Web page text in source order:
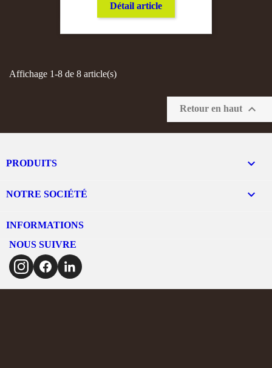
Détail article
Affichage 1-8 de 8 article(s)
Retour en haut 
PRODUITS 
NOTRE SOCIÉTÉ 
INFORMATIONS
NOUS SUIVRE